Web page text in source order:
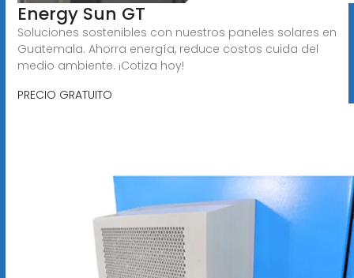
Energy Sun GT
Soluciones sostenibles con nuestros paneles solares en
Guatemala. Ahorra energía, reduce costos cuida del
medio ambiente. ¡Cotiza hoy!
PRECIO GRATUITO